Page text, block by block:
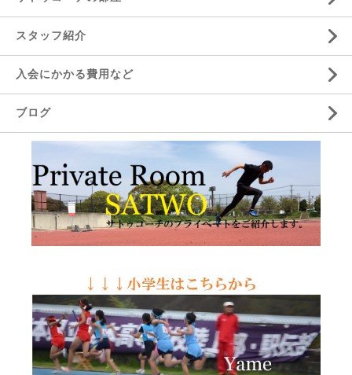
スタッフ紹介
入会にかかる費用など
ブログ